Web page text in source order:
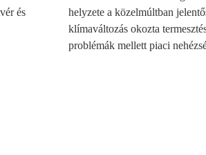
és
helyzete a közelmúltban
klímaváltozás okozta
problémák mellett piaci